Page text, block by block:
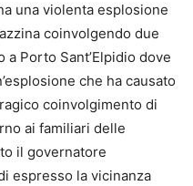
una violenta esplosione
coinvolgendo due
Porto Sant’Elpidio dove
che ha causato
coinvolgimento di
ai familiari delle
il governatore
espresso la vicinanza